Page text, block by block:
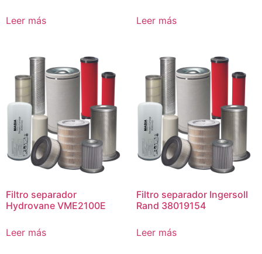
Leer más Leer más
Filtro separador
Hydrovane VME2100E
Leer más
Filtro separador Ingersoll
Rand 38019154
Leer más